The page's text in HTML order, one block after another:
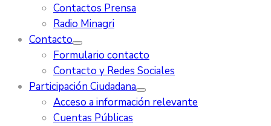
Contactos Prensa
Radio Minagri
Contacto
Formulario contacto
Contacto y Redes Sociales
Participación Ciudadana
Acceso a información relevante
Cuentas Públicas